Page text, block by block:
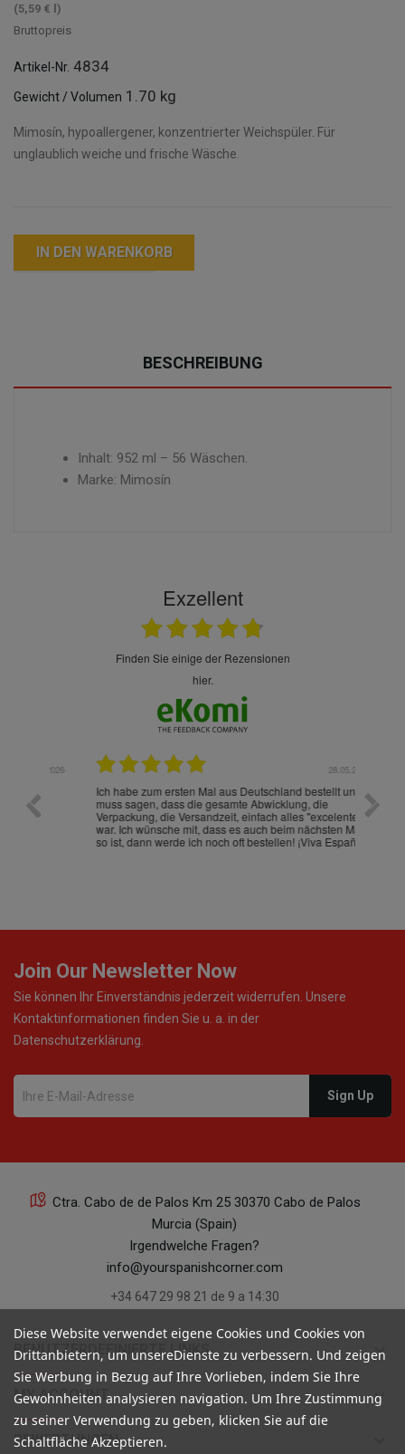
(5,59 € l)
Bruttopreis
Artikel-Nr. 4834
Gewicht / Volumen 1.70 kg
Mimosín, hypoallergener, konzentrierter Weichspüler. Für
unglaublich weiche und frische Wäsche.
IN DEN WARENKORB
BESCHREIBUNG
Inhalt: 952 ml – 56 Wäschen.
Marke: Mimosín
Exzellent
finden Sie einige der Rezensionen
hier.
28.05.2026
Ich habe zum ersten Mal aus Deutschland bestellt und
muss sagen, dass die gesamte Abwicklung, die
Verpackung, die Versandzeit, einfach alles "excelente"
war. Ich wünsche mit, dass es auch beim nächsten Mal
so ist, dann werde ich noch oft bestellen! ¡Viva España!
Die
gut
ist
Join Our Newsletter Now
Sie können Ihr Einverständnis jederzeit widerrufen. Unsere
Kontaktinformationen finden Sie u. a. in der
Datenschutzerklärung.
Ctra. Cabo de de Palos Km 25 30370 Cabo de Palos
Murcia (Spain)
Irgendwelche Fragen?
info@yourspanishcorner.com
+34 647 29 98 21 de 9 a 14:30
BENUTZERDEFINIERTE LINKS keyboard_arrow_down
MY ACCOUNT keyboard_arrow_down
BEWERTUNGEN
Diese Website verwendet eigene Cookies und Cookies von
Drittanbietern, um unsereDienste zu verbessern. Und zeigen
Sie Werbung in Bezug auf Ihre Vorlieben, indem Sie Ihre
Gewohnheiten analysieren navigation. Um Ihre Zustimmung
zu seiner Verwendung zu geben, klicken Sie auf die
Schaltfläche Akzeptieren.